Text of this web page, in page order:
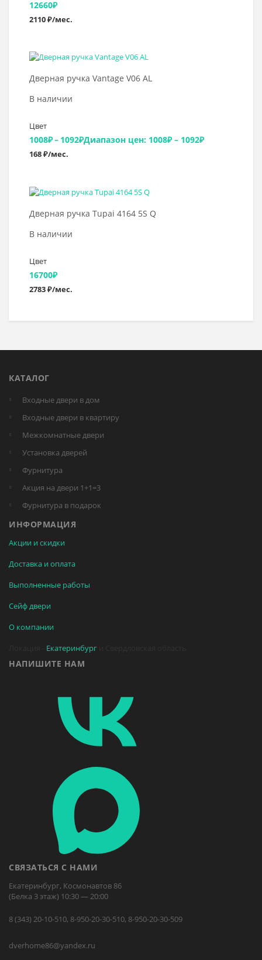
12660₽
2110 ₽/мес.
Дверная ручка Vantage V06 AL
В наличии
Цвет
1008₽– 1092₽Диапазон цен: 1008₽ – 1092₽
168 ₽/мес.
Выбрать >
Дверная ручка Tupai 4164 5S Q
В наличии
Цвет
16700₽
2783 ₽/мес.
Выбрать >
КАТАЛОГ
Входные двери в дом
Входные двери в квартиру
Межкомнатные двери
Установка дверей
Фурнитура
Акция на двери 1+1=3
Фурнитура в подарок
ИНФОРМАЦИЯ
Акции и скидки
Доставка и оплата
Выполненные работы
Сейф двери
О компании
Екатеринбург
НАПИШИТЕ НАМ
СВЯЗАТЬСЯ С НАМИ
Екатеринбург, Космонавтов 86
(Белка 3 этаж) 10:30 — 20:00
8 (343) 20-10-510, 8-950-20-30-510, 8-950-20-30-509
dverhome86@yandex.ru